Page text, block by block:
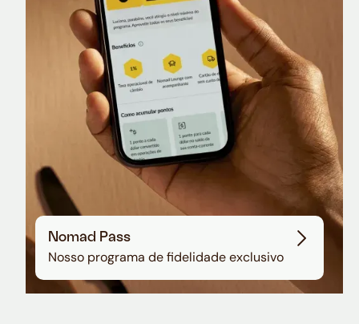
Nomad Pass
Nosso programa de fidelidade exclusivo